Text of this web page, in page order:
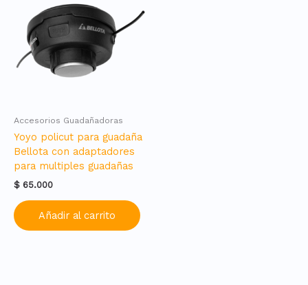
Accesorios Guadañadoras
Yoyo policut para guadaña
Bellota con adaptadores
para multiples guadañas
$ 65.000
Añadir al carrito